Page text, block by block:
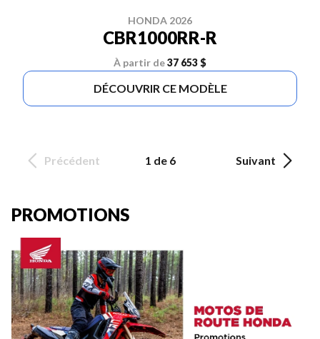
HONDA 2026
CBR1000RR-R
À partir de37 653 $
DÉCOUVRIR CE MODÈLE
Précédent 1 de 6 Suivant
PROMOTIONS